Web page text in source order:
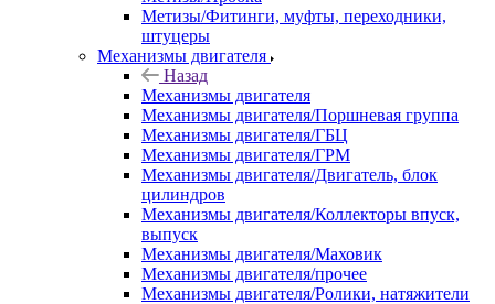
Метизы/Фитинги, муфты, переходники,
штуцеры
Механизмы двигателя
Назад
Механизмы двигателя
Механизмы двигателя/Поршневая группа
Механизмы двигателя/ГБЦ
Механизмы двигателя/ГРМ
Механизмы двигателя/Двигатель, блок
цилиндров
Механизмы двигателя/Коллекторы впуск,
выпуск
Механизмы двигателя/Маховик
Механизмы двигателя/прочее
Механизмы двигателя/Ролики, натяжители